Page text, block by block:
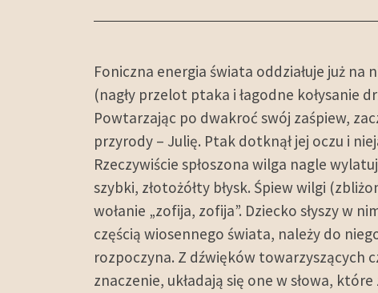
Foniczna energia świata oddziałuje już na
(nagły przelot ptaka i łagodne kołysanie
Powtarzając po dwakroć swój zaśpiew,
przyrody – Julię. Ptak dotknął jej oczu i
Rzeczywiście spłoszona wilga nagle
szybki, złotożółty błysk. Śpiew wilgi
wołanie „zofija, zofija”. Dziecko słyszy w
częścią wiosennego świata, należy do
rozpoczyna. Z dźwięków towarzyszących
znaczenie, układają się one w słowa,